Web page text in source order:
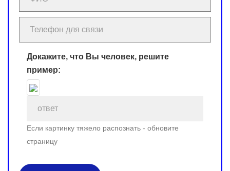
Докажите, что Вы человек, решите
пример:
Если картинку тяжело распознать - обновите
страницу